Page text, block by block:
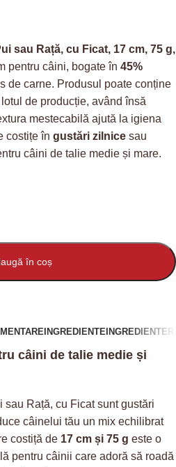
sau Rață, cu Ficat, 17 cm, 75 g,
pentru câini, bogate în 45%
de carne. Produsul poate conține
de producție, având însă
mestecabilă ajută la igiena
costițe în gustări zilnice sau
câini de talie medie și mare.
în coș
INGREDIENTE INGREDIENTE
câini de talie medie și
Rață, cu Ficat sunt gustări
câinelui tău un mix echilibrat
costiță de 17 cm și 75 g este o
pentru câinii care adoră să roadă